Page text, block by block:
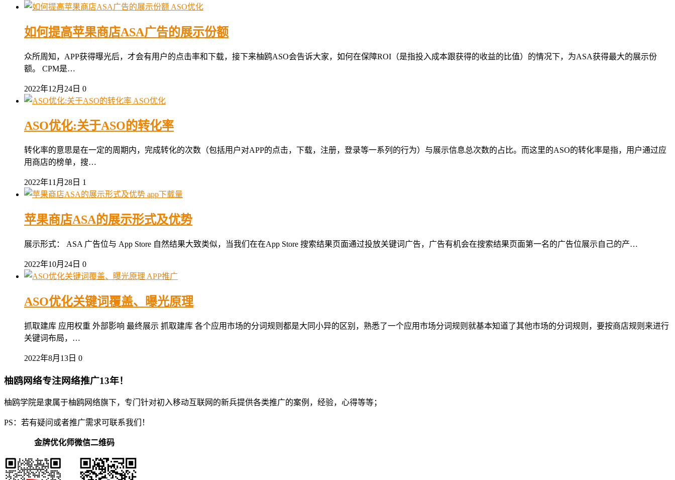
ASO优化
如何提高苹果商店ASA广告的展示份额
众所周知，APP获得曝光后，才会有用户的点击率和下载，接下来柚鸥ASO会告诉大家，如何在保障ROI（是指投入成本跟获得的收益的比值）的情况下，为ASA获得最大的展示份
额。 CPM是…
2022年12月24日 0
ASO优化
ASO优化:关于ASO的转化率
转化率的意思是在一定的周期内，完成转化的次数（包括用户对APP的点击，下载，注册，登录等一系列的行为）与展示信息总次数的占比。而这里的ASO的转化率是指，用户通过应
用商店的榜单，搜…
2022年11月28日 1
app下载量
苹果商店ASA的展示形式及优势
展示形式： ASA 广告位与 App Store 自然结果大致类似，当我们在在App Store 搜索结果页面通过投放关键词广告，广告有机会在搜索结果页面第一名的广告位展示自己的产…
2022年10月24日 0
APP推广
ASO优化关键词覆盖、曝光原理
抓取建库 应用权重 外部影响 最终展示 抓取建库 各个应用市场的分词规则都是大同小异的区别，熟悉了一个应用市场分词规则就基本知道了其他市场的分词规则，要按商店规则来进行
关键词布局，…
2022年8月13日 0
柚鸥网络专注网络推广13年！
柚鸥学院是隶属于柚鸥网络旗下，专门针对初入移动互联网的新兵提供各类推广的案例，经验，心得等等；
PS：若有疑问或者推广需求可联系我们！
金牌优化师微信二维码